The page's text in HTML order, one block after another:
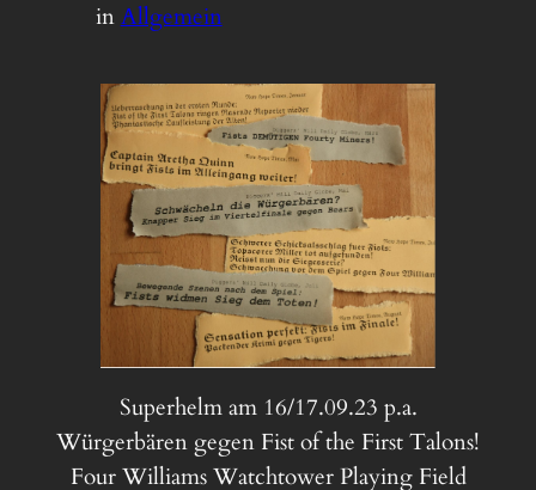
inAllgemein
Superhelm am 16/17.09.23 p.a.
Würgerbären gegen Fist of the First Talons!
Four Williams Watchtower Playing Field